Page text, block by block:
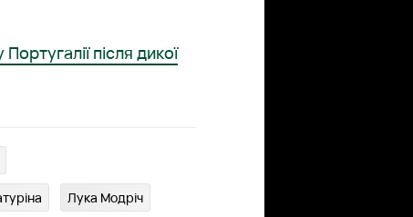
після дикої
Лука Модріч